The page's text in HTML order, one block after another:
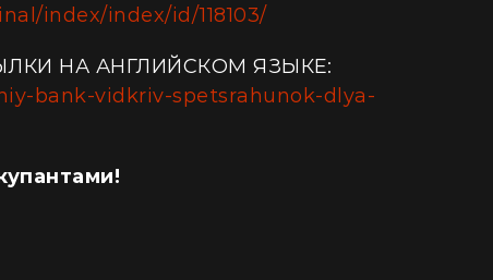
index/index/id/118103/
НА АНГЛИЙСКОМ ЯЗЫКЕ:
bank-vidkriv-spetsrahunok-dlya-